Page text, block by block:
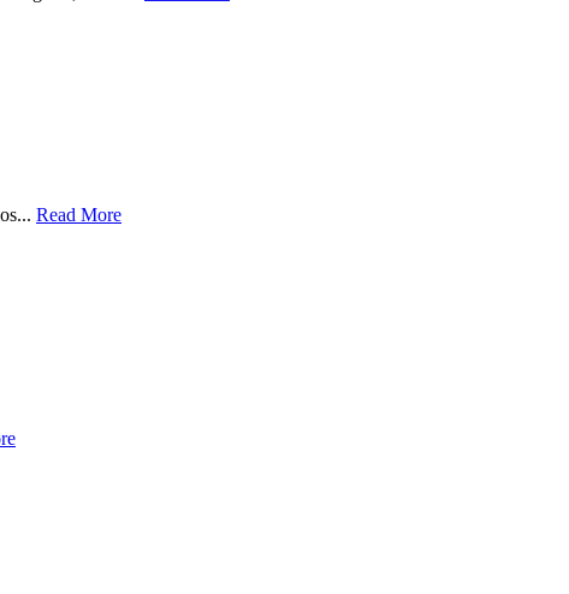
Read More